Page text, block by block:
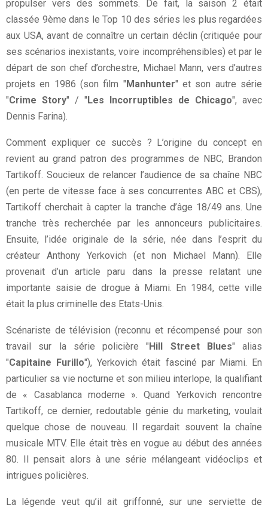
propulser vers des sommets. De fait, la saison 2 était
classée 9ème dans le Top 10 des séries les plus regardées
aux USA, avant de connaître un certain déclin (critiquée pour
ses scénarios inexistants, voire incompréhensibles) et par le
départ de son chef d’orchestre, Michael Mann, vers d’autres
projets en 1986 (son film "Manhunter" et son autre série
"Crime Story" / "Les Incorruptibles de Chicago", avec
Dennis Farina).
Comment expliquer ce succès ? L’origine du concept en
revient au grand patron des programmes de NBC, Brandon
Tartikoff. Soucieux de relancer l’audience de sa chaîne NBC
(en perte de vitesse face à ses concurrentes ABC et CBS),
Tartikoff cherchait à capter la tranche d’âge 18/49 ans. Une
tranche très recherchée par les annonceurs publicitaires.
Ensuite, l’idée originale de la série, née dans l’esprit du
créateur Anthony Yerkovich (et non Michael Mann). Elle
provenait d’un article paru dans la presse relatant une
importante saisie de drogue à Miami. En 1984, cette ville
était la plus criminelle des Etats-Unis.
Scénariste de télévision (reconnu et récompensé pour son
travail sur la série policière "Hill Street Blues" alias
"Capitaine Furillo"), Yerkovich était fasciné par Miami. En
particulier sa vie nocturne et son milieu interlope, la qualifiant
de « Casablanca moderne ». Quand Yerkovich rencontre
Tartikoff, ce dernier, redoutable génie du marketing, voulait
quelque chose de nouveau. Il regardait souvent la chaîne
musicale MTV. Elle était très en vogue au début des années
80. Il pensait alors à une série mélangeant vidéoclips et
intrigues policières.
La légende veut qu’il ait griffonné, sur une serviette de